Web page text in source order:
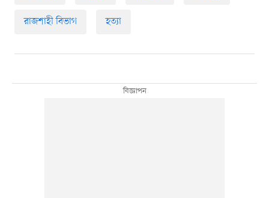
রাজশাহী বিভাগ হত্যা